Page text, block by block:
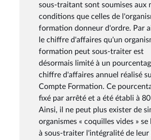
sous-traitant sont soumises aux
conditions que celles de
formation donneur d'ordre. Par
le chiffre d'affaires qu'un
formation peut sous-traiter est
désormais limité à un
chiffre d'affaires annuel réalisé
Compte Formation. Ce
fixé par arrêté et a été établi à 80
Ainsi, il ne peut plus exister de
organismes « coquilles vides »
à sous-traiter l'intégralité de leur